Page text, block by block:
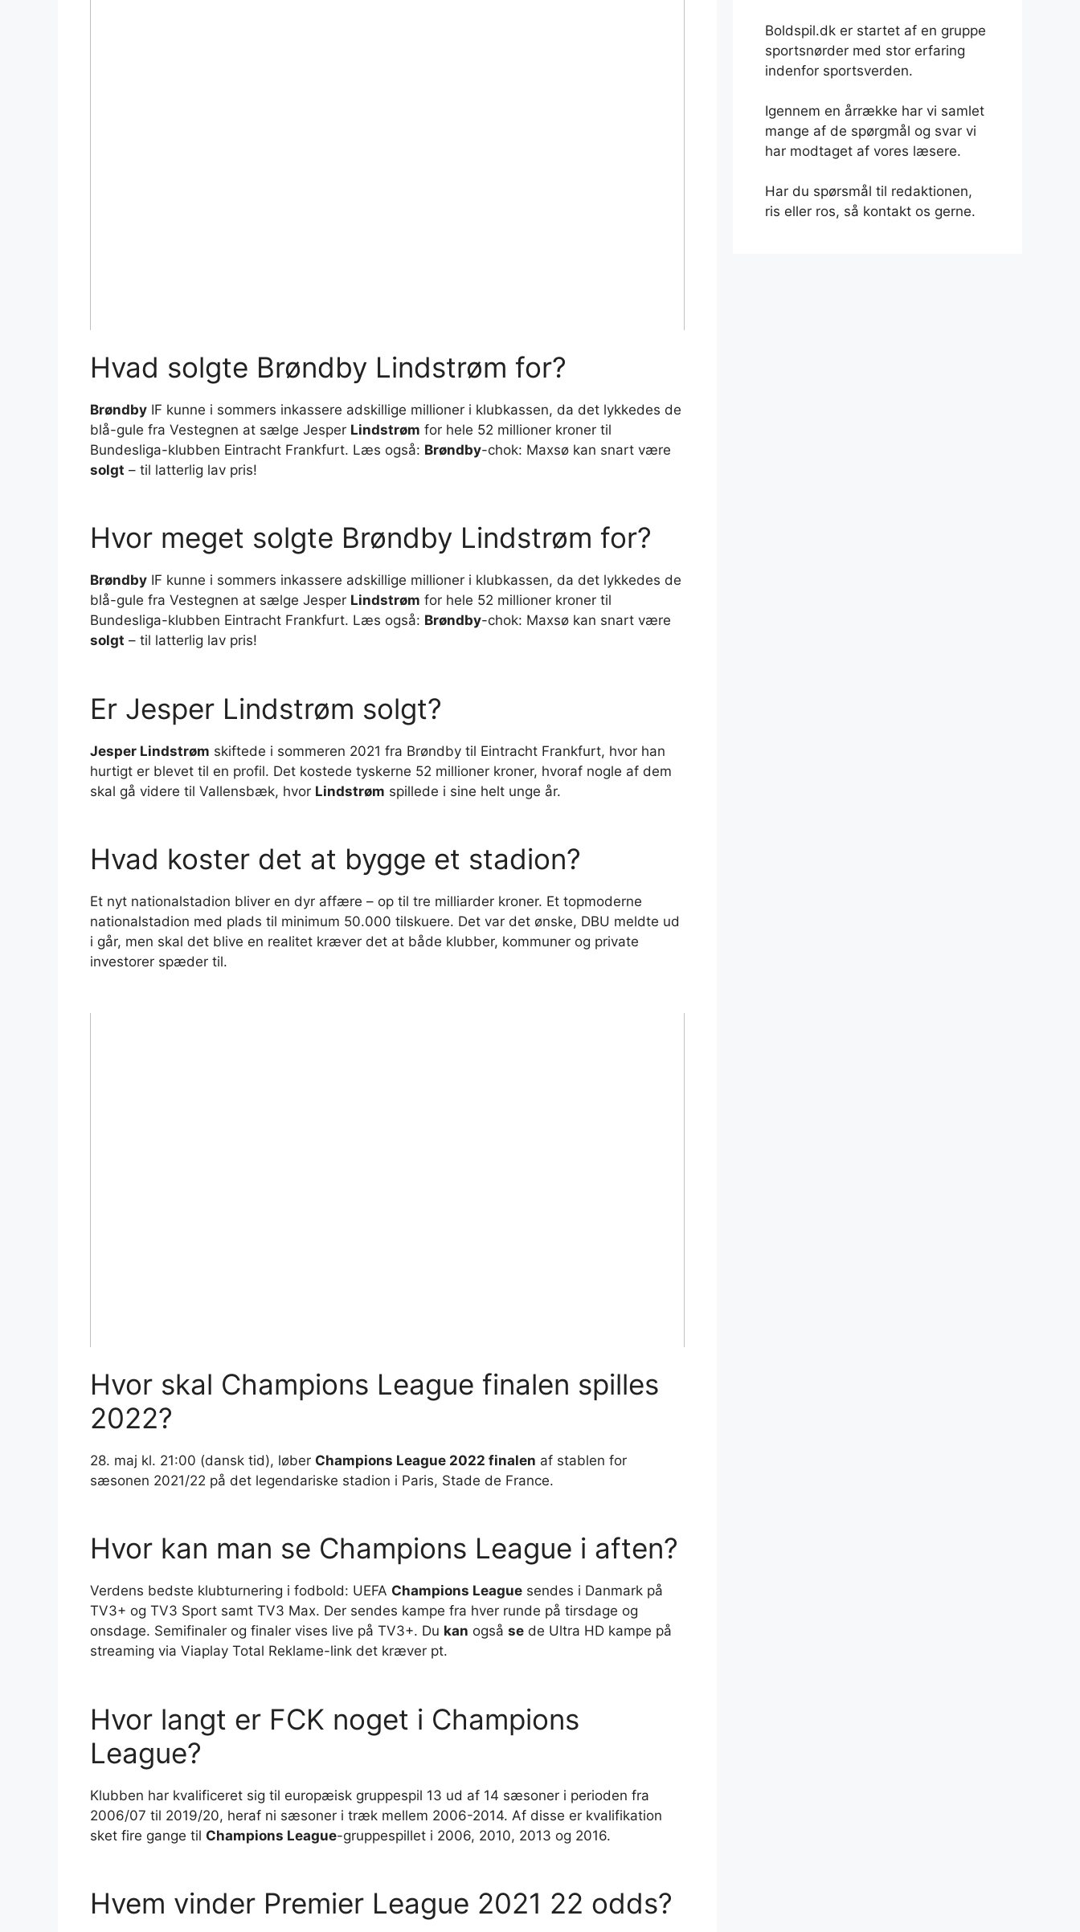
Hvad solgte Brøndby Lindstrøm for?
Brøndby IF kunne i sommers inkassere adskillige millioner i klubkassen, da det lykkedes de
blå-gule fra Vestegnen at sælge Jesper Lindstrøm for hele 52 millioner kroner til
Bundesliga-klubben Eintracht Frankfurt. Læs også: Brøndby-chok: Maxsø kan snart være
solgt – til latterlig lav pris!
Hvor meget solgte Brøndby Lindstrøm for?
Brøndby IF kunne i sommers inkassere adskillige millioner i klubkassen, da det lykkedes de
blå-gule fra Vestegnen at sælge Jesper Lindstrøm for hele 52 millioner kroner til
Bundesliga-klubben Eintracht Frankfurt. Læs også: Brøndby-chok: Maxsø kan snart være
solgt – til latterlig lav pris!
Er Jesper Lindstrøm solgt?
Jesper Lindstrøm skiftede i sommeren 2021 fra Brøndby til Eintracht Frankfurt, hvor han
hurtigt er blevet til en profil. Det kostede tyskerne 52 millioner kroner, hvoraf nogle af dem
skal gå videre til Vallensbæk, hvor Lindstrøm spillede i sine helt unge år.
Hvad koster det at bygge et stadion?
Et nyt nationalstadion bliver en dyr affære – op til tre milliarder kroner. Et topmoderne
nationalstadion med plads til minimum 50.000 tilskuere. Det var det ønske, DBU meldte ud
i går, men skal det blive en realitet kræver det at både klubber, kommuner og private
investorer spæder til.
Hvor skal Champions League finalen spilles
2022?
28. maj kl. 21:00 (dansk tid), løber Champions League 2022 finalen af stablen for
sæsonen 2021/22 på det legendariske stadion i Paris, Stade de France.
Hvor kan man se Champions League i aften?
Verdens bedste klubturnering i fodbold: UEFA Champions League sendes i Danmark på
TV3+ og TV3 Sport samt TV3 Max. Der sendes kampe fra hver runde på tirsdage og
onsdage. Semifinaler og finaler vises live på TV3+. Du kan også se de Ultra HD kampe på
streaming via Viaplay Total Reklame-link det kræver pt.
Hvor langt er FCK noget i Champions
League?
Klubben har kvalificeret sig til europæisk gruppespil 13 ud af 14 sæsoner i perioden fra
2006/07 til 2019/20, heraf ni sæsoner i træk mellem 2006-2014. Af disse er kvalifikation
sket fire gange til Champions League-gruppespillet i 2006, 2010, 2013 og 2016.
Hvem vinder Premier League 2021 22 odds?
Boldspil.dk er startet af en gruppe
sportsnørder med stor erfaring
indenfor sportsverden.
Igennem en årrække har vi samlet
mange af de spørgmål og svar vi
har modtaget af vores læsere.
Har du spørsmål til redaktionen,
ris eller ros, så kontakt os gerne.